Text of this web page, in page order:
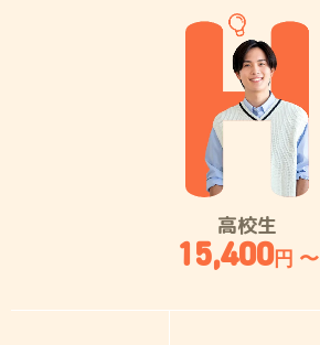
高校生
15,400円 〜